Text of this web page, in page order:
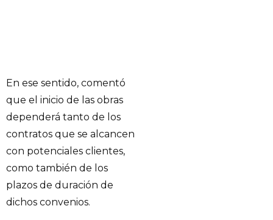
En ese sentido, comentó
que el inicio de las obras
dependerá tanto de los
contratos que se alcancen
con potenciales clientes,
como también de los
plazos de duración de
dichos convenios.